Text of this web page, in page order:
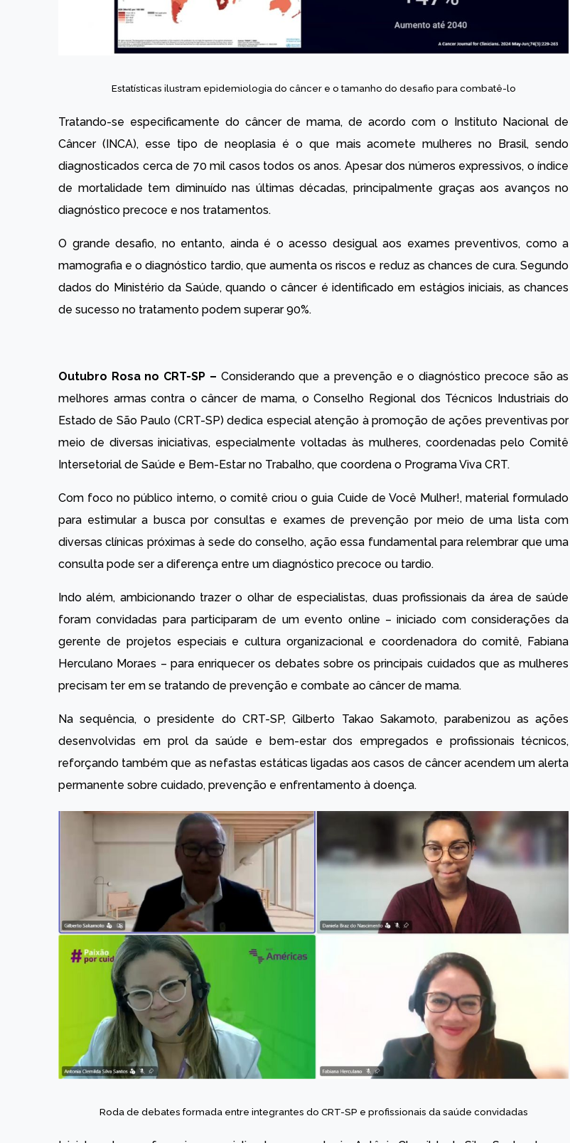
Estatísticas ilustram epidemiologia do câncer e o tamanho do desafio para combatê-lo
Tratando-se especificamente do câncer de mama, de acordo com o Instituto Nacional de
Câncer (INCA), esse tipo de neoplasia é o que mais acomete mulheres no Brasil, sendo
diagnosticados cerca de 70 mil casos todos os anos. Apesar dos números expressivos, o índice
de mortalidade tem diminuído nas últimas décadas, principalmente graças aos avanços no
diagnóstico precoce e nos tratamentos.
O grande desafio, no entanto, ainda é o acesso desigual aos exames preventivos, como a
mamografia e o diagnóstico tardio, que aumenta os riscos e reduz as chances de cura. Segundo
dados do Ministério da Saúde, quando o câncer é identificado em estágios iniciais, as chances
de sucesso no tratamento podem superar 90%.
Outubro Rosa no CRT-SP – Considerando que a prevenção e o diagnóstico precoce são as
melhores armas contra o câncer de mama, o Conselho Regional dos Técnicos Industriais do
Estado de São Paulo (CRT-SP) dedica especial atenção à promoção de ações preventivas por
meio de diversas iniciativas, especialmente voltadas às mulheres, coordenadas pelo Comitê
Intersetorial de Saúde e Bem-Estar no Trabalho, que coordena o Programa Viva CRT.
Com foco no público interno, o comitê criou o guia Cuide de Você Mulher!, material formulado
para estimular a busca por consultas e exames de prevenção por meio de uma lista com
diversas clínicas próximas à sede do conselho, ação essa fundamental para relembrar que uma
consulta pode ser a diferença entre um diagnóstico precoce ou tardio.
Indo além, ambicionando trazer o olhar de especialistas, duas profissionais da área de saúde
foram convidadas para participaram de um evento online – iniciado com considerações da
gerente de projetos especiais e cultura organizacional e coordenadora do comitê, Fabiana
Herculano Moraes – para enriquecer os debates sobre os principais cuidados que as mulheres
precisam ter em se tratando de prevenção e combate ao câncer de mama.
Na sequência, o presidente do CRT-SP, Gilberto Takao Sakamoto, parabenizou as ações
desenvolvidas em prol da saúde e bem-estar dos empregados e profissionais técnicos,
reforçando também que as nefastas estáticas ligadas aos casos de câncer acendem um alerta
permanente sobre cuidado, prevenção e enfrentamento à doença.
Roda de debates formada entre integrantes do CRT-SP e profissionais da saúde convidadas